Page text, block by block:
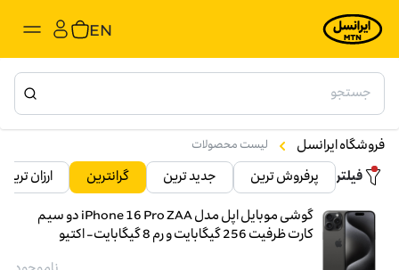
EN
فروشگاه ایرانسل لیست محصولات
فیلتر پرفروش ترین جدید ترین گرانترین
ارزان ترین
گوشی موبایل اپل مدل iPhone 16 Pro ZAA دو سیم
کارت ظرفیت 256 گیگابایت و رم 8 گیگابایت- اکتیو